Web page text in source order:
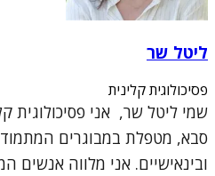
ליטל שר
פסיכולוגית קלינית
שמי ליטל שר, אני פסיכולוגית
סבא, מטפלת במבוגרים
ובינאישיים. אני מלווה